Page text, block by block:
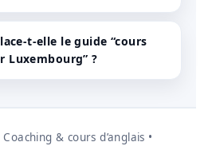
t-elle le guide “cours
Luxembourg” ?
& cours d’anglais •